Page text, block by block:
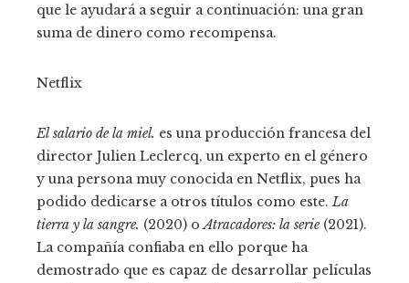
que le ayudará a seguir a continuación: una gran
suma de dinero como recompensa.
Netflix
El salario de la miel. es una producción francesa del
director Julien Leclercq, un experto en el género
y una persona muy conocida en Netflix, pues ha
podido dedicarse a otros títulos como este.La
tierra y la sangre. (2020) oAtracadores: la serie(2021).
La compañía confiaba en ello porque ha
demostrado que es capaz de desarrollar películas